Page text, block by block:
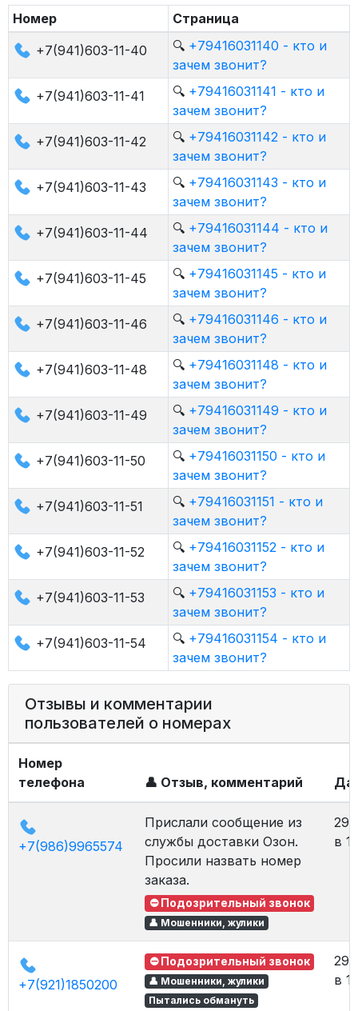
Номер
Страница
+7(941)603-11-40
🔍 +79416031140 - кто и
зачем звонит?
+7(941)603-11-41
🔍 +79416031141 - кто и
зачем звонит?
+7(941)603-11-42
🔍 +79416031142 - кто и
зачем звонит?
+7(941)603-11-43
🔍 +79416031143 - кто и
зачем звонит?
+7(941)603-11-44
🔍 +79416031144 - кто и
зачем звонит?
+7(941)603-11-45
🔍 +79416031145 - кто и
зачем звонит?
+7(941)603-11-46
🔍 +79416031146 - кто и
зачем звонит?
+7(941)603-11-48
🔍 +79416031148 - кто и
зачем звонит?
+7(941)603-11-49
🔍 +79416031149 - кто и
зачем звонит?
+7(941)603-11-50
🔍 +79416031150 - кто и
зачем звонит?
+7(941)603-11-51
🔍 +79416031151 - кто и
зачем звонит?
+7(941)603-11-52
🔍 +79416031152 - кто и
зачем звонит?
+7(941)603-11-53
🔍 +79416031153 - кто и
зачем звонит?
+7(941)603-11-54
🔍 +79416031154 - кто и
зачем звонит?
Отзывы и комментарии
пользователей о номерах
Номер
телефона
👤 Отзыв, комментарий
+7(986)9965574
Прислали сообщение из
службы доставки Озон.
Просили назвать номер
заказа.
⛔ Подозрительный звонок
👤 Мошенники, жулики
в
+7(921)1850200
⛔ Подозрительный звонок
👤 Мошенники, жулики
Пытались обмануть
в